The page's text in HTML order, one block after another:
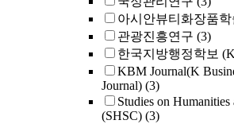
아시안뷰티화장품학
관광진흥연구 (3)
한국지방행정학보
KBM Journal(K
Journal) (3)
Studies on Humanities
(SHSC) (3)